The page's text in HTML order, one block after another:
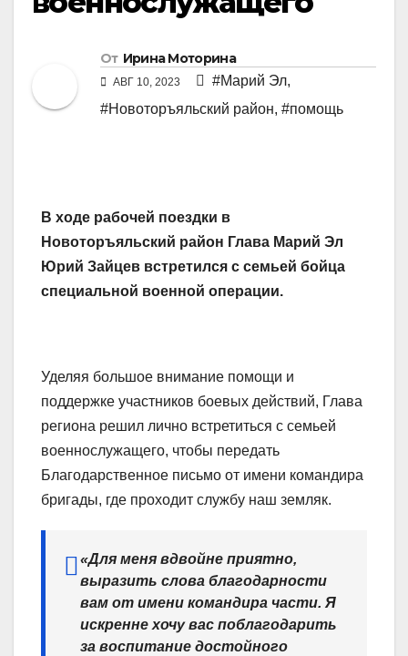
От Ирина Моторина
АВГ 10, 2023 #Марий Эл,
#Новоторъяльский район, #помощь
В ходе рабочей поездки в
Новоторъяльский район Глава Марий Эл
Юрий Зайцев встретился с семьей бойца
специальной военной операции.
Уделяя большое внимание помощи и
поддержке участников боевых действий, Глава
региона решил лично встретиться с семьей
военнослужащего, чтобы передать
Благодарственное письмо от имени командира
бригады, где проходит службу наш земляк.
«Для меня вдвойне приятно,
выразить слова благодарности
вам от имени командира части. Я
искренне хочу вас поблагодарить
за воспитание достойного